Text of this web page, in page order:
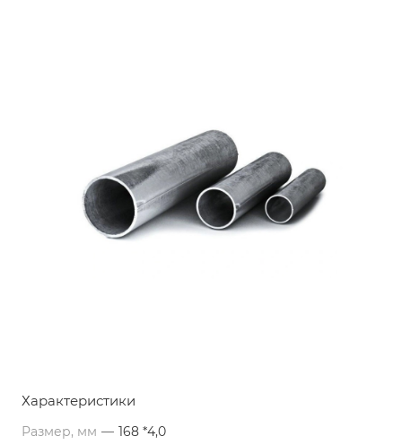
Характеристики
Размер, мм — 168 *4,0